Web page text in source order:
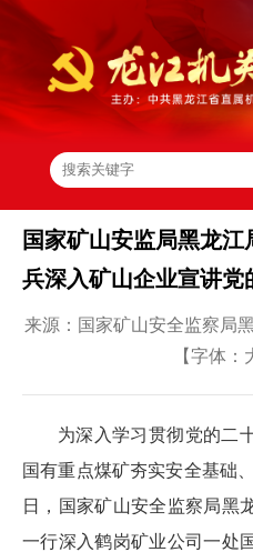
国家矿山安监局黑龙
兵深入矿山企业宣讲
来源：国家矿山安全监察
【字体：
为深入学习贯彻党的二
国有重点煤矿夯实安全基础
日，国家矿山安全监察局黑
一行深入鹤岗矿业公司一处